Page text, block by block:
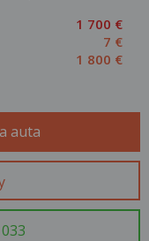
1 700 €
7 €
1 800 €
auta